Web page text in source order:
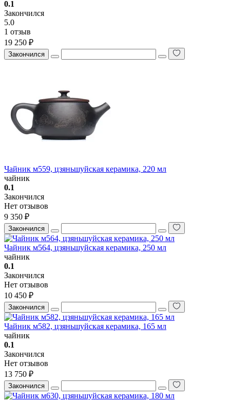
0.1
Закончился
5.0
1 отзыв
19 250 ₽
Закончился
Чайник м559, цзяньшуйская керамика, 220 мл
чайник
0.1
Закончился
Нет отзывов
9 350 ₽
Закончился
Чайник м564, цзяньшуйская керамика, 250 мл
чайник
0.1
Закончился
Нет отзывов
10 450 ₽
Закончился
Чайник м582, цзяньшуйская керамика, 165 мл
чайник
0.1
Закончился
Нет отзывов
13 750 ₽
Закончился